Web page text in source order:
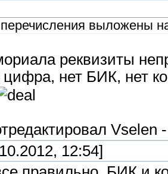
выложены
реквизиты
нет БИК, нет
Vselen
12:54]